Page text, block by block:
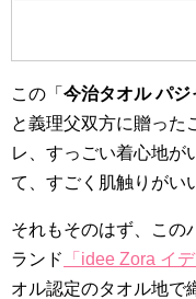
この「 今治タオル パ
と義理父双方に贈った
レ、すっごい着心地が
て、すごく肌触りがい
それもそのはず、この
ランド
「idee Zora イ
オル認定のタオル地で